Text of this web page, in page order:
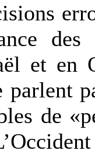
et en
parlent
de